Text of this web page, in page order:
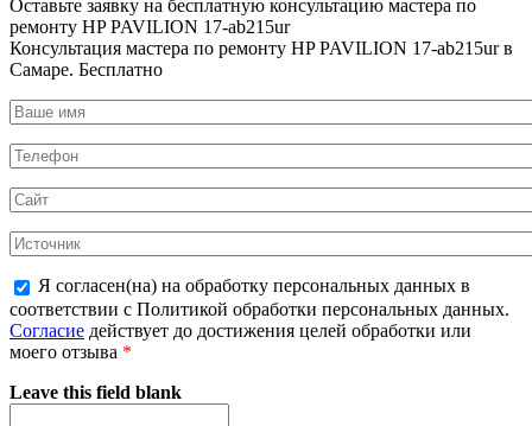
Оставьте заявку на бесплатную консультацию мастера по
ремонту HP PAVILION 17-ab215ur
Консультация мастера по ремонту HP PAVILION 17-ab215ur в
Самаре. Бесплатно
Я согласен(на) на обработку персональных данных в
соответствии с Политикой обработки персональных данных.
Согласие действует до достижения целей обработки или
моего отзыва *
Leave this field blank